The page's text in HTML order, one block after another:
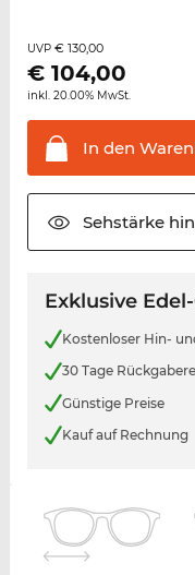
UVP € 130,00
€ 104,00
inkl. 20.00% MwSt.
In den
Sehstärke
Exklusive
Kostenloser Hin-
30 Tage
Günstige Preise
Kauf auf Rechnung